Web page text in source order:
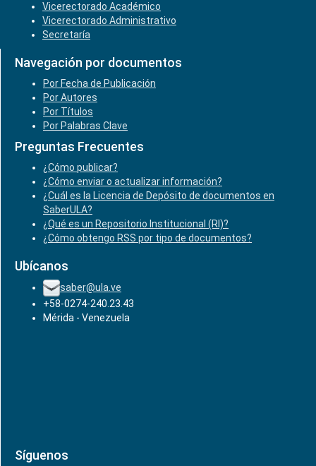
Vicerectorado Académico
Vicerectorado Administrativo
Secretaría
Navegación por documentos
Por Fecha de Publicación
Por Autores
Por Títulos
Por Palabras Clave
Preguntas Frecuentes
¿Cómo publicar?
¿Cómo enviar o actualizar información?
¿Cuál es la Licencia de Depósito de documentos en
SaberULA?
¿Qué es un Repositorio Institucional (RI)?
¿Cómo obtengo RSS por tipo de documentos?
Ubícanos
saber@ula.ve
+58-0274-240.23.43
Mérida - Venezuela
Síguenos